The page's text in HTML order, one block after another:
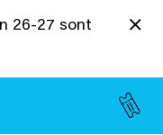
26-27 sont